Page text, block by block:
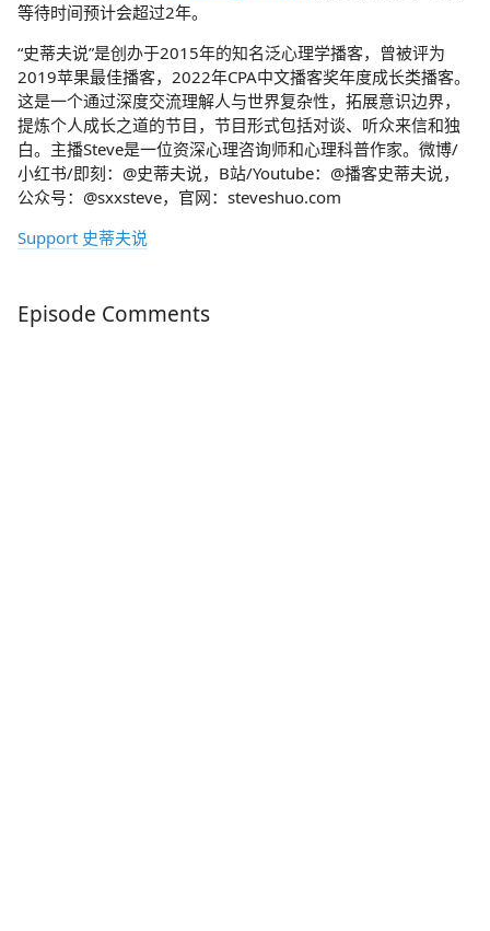
等待时间预计会超过2年。
“史蒂夫说”是创办于2015年的知名泛心理学播客，曾被评为
2019苹果最佳播客，2022年CPA中文播客奖年度成长类播客。
这是一个通过深度交流理解人与世界复杂性，拓展意识边界，
提炼个人成长之道的节目，节目形式包括对谈、听众来信和独
白。主播Steve是一位资深心理咨询师和心理科普作家。微博/
小红书/即刻：@史蒂夫说，B站/Youtube：@播客史蒂夫说，
公众号：@sxxsteve，官网：steveshuo.com
Support 史蒂夫说
Episode Comments